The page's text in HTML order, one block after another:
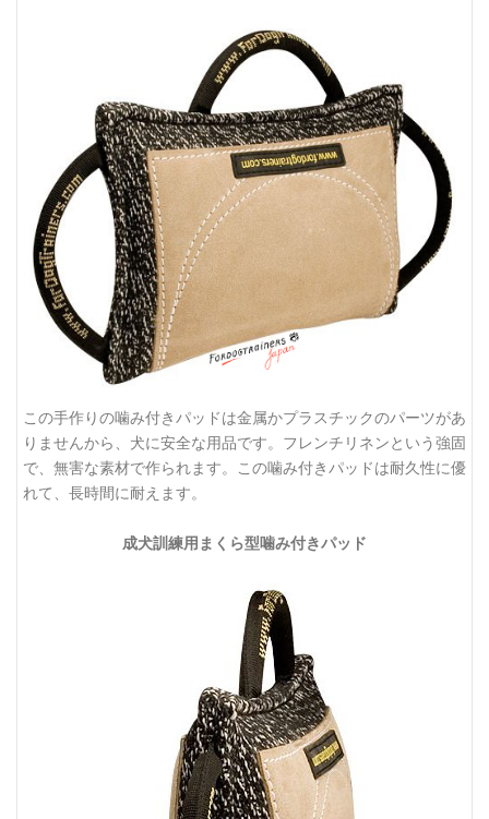
この手作りの噛み付きパッドは金属かプラスチックのパーツがあ
りませんから、犬に安全な用品です。フレンチリネンという強固
で、無害な素材で作られます。この噛み付きパッドは耐久性に優
れて、長時間に耐えます。
成犬訓練用まくら型噛み付きパッド